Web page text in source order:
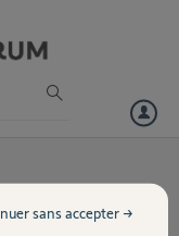
elixo
sans accepter →